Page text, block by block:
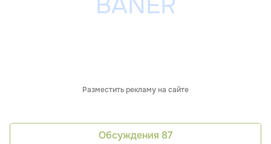
Разместить рекламу на сайте
Обсуждения 87